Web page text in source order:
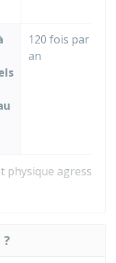
agressif
120 fois par
an